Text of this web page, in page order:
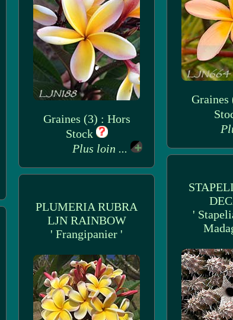
Graines
Graines (3) : Hors
Stock
Plus loin ...
'
PLUMERIA RUBRA
LJN RAINBOW
' Frangipanier '